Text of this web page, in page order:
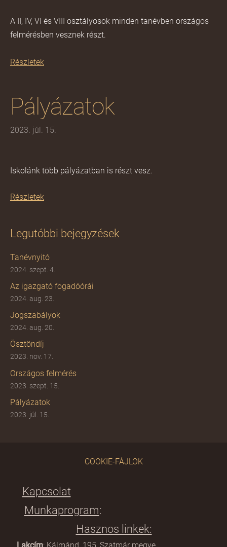
Legutóbbi bejegyzések
Tanévnyitó
2024. szept. 4.
Az igazgató fogadóórái
2024. aug. 23.
Jogszabályok
2024. aug. 20.
Ösztöndíj
2023. nov. 17.
Országos felmérés
2023. szept. 15.
Pályázatok
2023. júl. 15.
A II, IV, VI és VIII osztályosok minden tanévben országos
felmérésben vesznek részt.
Részletek
Pályázatok
2023. júl. 15.
Iskolánk több pályázatban is részt vesz.
Részletek
COOKIE-FÁJLOK
Kapcsolat
Munkaprogram:
Hasznos linkek: